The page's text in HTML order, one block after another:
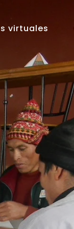
virtuales